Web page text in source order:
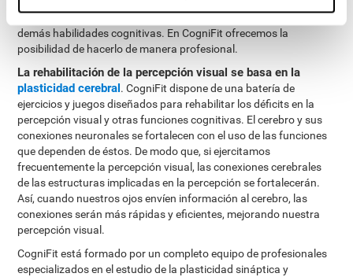
La percepción visual se puede entrenar y mejorar, al igual que las
demás habilidades cognitivas. En CogniFit ofrecemos la
posibilidad de hacerlo de manera profesional.
La rehabilitación de la percepción visual se basa en la
plasticidad cerebral. CogniFit dispone de una batería de
ejercicios y juegos diseñados para rehabilitar los déficits en la
percepción visual y otras funciones cognitivas. El cerebro y sus
conexiones neuronales se fortalecen con el uso de las funciones
que dependen de éstos. De modo que, si ejercitamos
frecuentemente la percepción visual, las conexiones cerebrales
de las estructuras implicadas en la percepción se fortalecerán.
Así, cuando nuestros ojos envíen información al cerebro, las
conexiones serán más rápidas y eficientes, mejorando nuestra
percepción visual.
CogniFit está formado por un completo equipo de profesionales
especializados en el estudio de la plasticidad sináptica y